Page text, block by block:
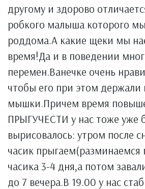
другому и здорово
робкого малыша которого
роддома.А какие щеки мы
время!Да и в поведении
перемен.Ванечке очень
чтобы его при этом держали
мышки.Причем время
ПРЫГУЧЕСТИ у нас тоже уже
вырисовалось: утром после
часик прыгаем(разминаемся
часика 3-4 дня,а потом
до 7 вечера.В 19.00 у нас